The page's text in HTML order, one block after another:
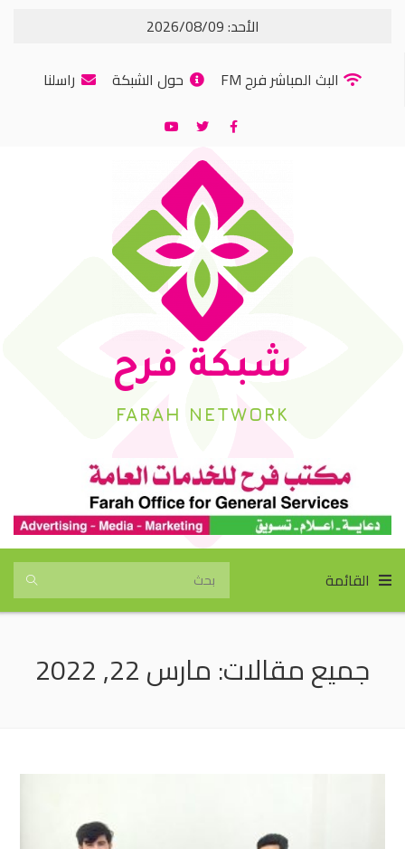
الأحد: 2026/08/09
البث المباشر فرح FM
حول الشبكة راسلنا
شبكة فرح
FARAH NETWORK
القائمة
جميع مقالات: مارس 22, 2022